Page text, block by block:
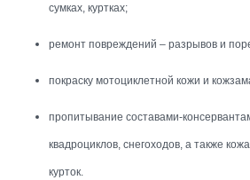
сумках, куртках;
ремонт повреждений – разрывов и
покраску мотоциклетной кожи и
пропитывание составами-
квадроциклов, снегоходов, а также
курток.